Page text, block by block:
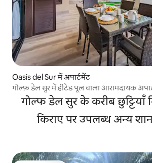
Oasis del Sur में अपार्टमेंट
गोल्फ़ डेल सुर में हीटेड पूल वाला आरामदायक
गोल्फ डेल सुर के करीब छुट्टियाँ
किराए पर उपलब्ध अन्य